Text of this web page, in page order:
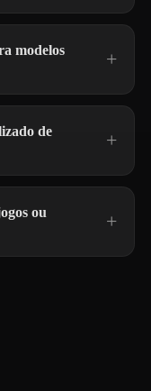
modelos
de
ou